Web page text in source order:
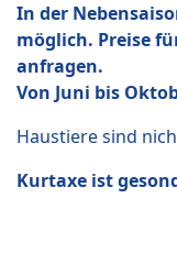
In der
möglich. Preise
anfragen.
Von Juni bis
Haustiere sind
Kurtaxe ist